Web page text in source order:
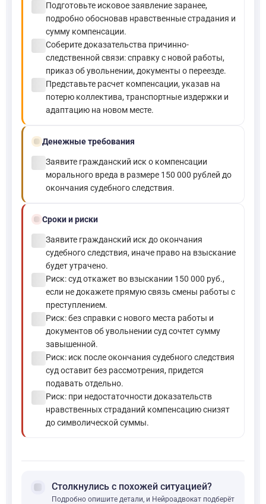
Подготовьте исковое заявление заранее,
подробно обосновав нравственные страдания и
сумму компенсации.
Соберите доказательства причинно-
следственной связи: справку с новой работы,
приказ об увольнении, документы о переезде.
Представьте расчет компенсации, указав на
потерю коллектива, транспортные издержки и
адаптацию на новом месте.
paymentsДенежные требования
Заявите гражданский иск о компенсации
морального вреда в размере 150 000 рублей до
окончания судебного следствия.
schedule Сроки и риски
Заявите гражданский иск до окончания
судебного следствия, иначе право на взыскание
будет утрачено.
Риск: суд откажет во взыскании 150 000 руб.,
если не докажете прямую связь смены работы с
преступлением.
Риск: без справки с нового места работы и
документов об увольнении суд сочтет сумму
завышенной.
Риск: иск после окончания судебного следствия
суд оставит без рассмотрения, придется
подавать отдельно.
Риск: при недостаточности доказательств
нравственных страданий компенсацию снизят
до символической суммы.
forum Столкнулись с похожей ситуацией?
Подробно опишите детали, и Нейроадвокат подберёт